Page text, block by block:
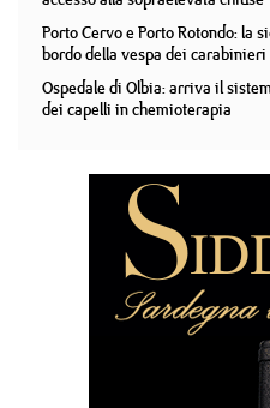
Porto Cervo e Porto Rotondo: la
bordo della vespa dei carabinieri
Ospedale di Olbia: arriva il
dei capelli in chemioterapia